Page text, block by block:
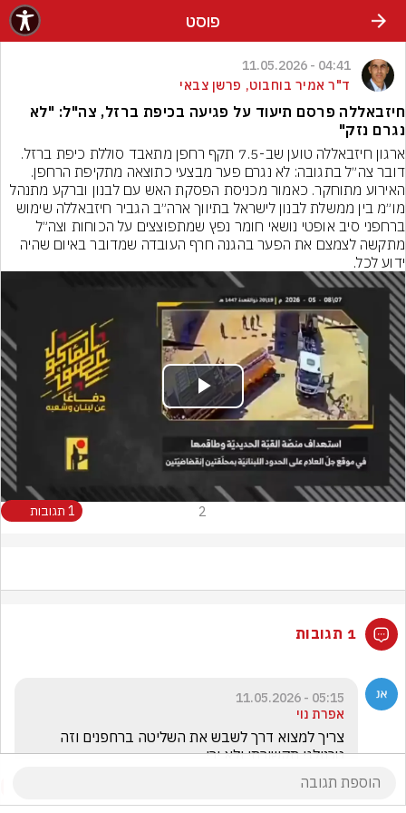
פוסט
04:41 - 11.05.2026
ד"ר אמיר בוחבוט, פרשן צבאי
חיזבאללה פרסם תיעוד על פגיעה בכיפת ברזל, צה"ל: "לא
נגרם נזק"
האירוע מתוחקר. כאמור מכניסת הפסקת האש עם לבנון וברקע מתנהל
ידוע לכל.
Play
Video
2 1 תגובות
1 תגובות
05:15 - 11.05.2026
אפרת נוי
טכנולגי תקשורתי ולא ירי